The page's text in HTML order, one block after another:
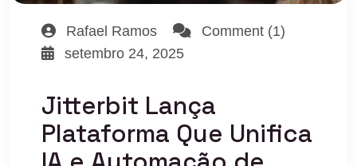
Rafael Ramos
Comment (1)
setembro 24, 2025
Jitterbit Lança
Plataforma Que Unifica